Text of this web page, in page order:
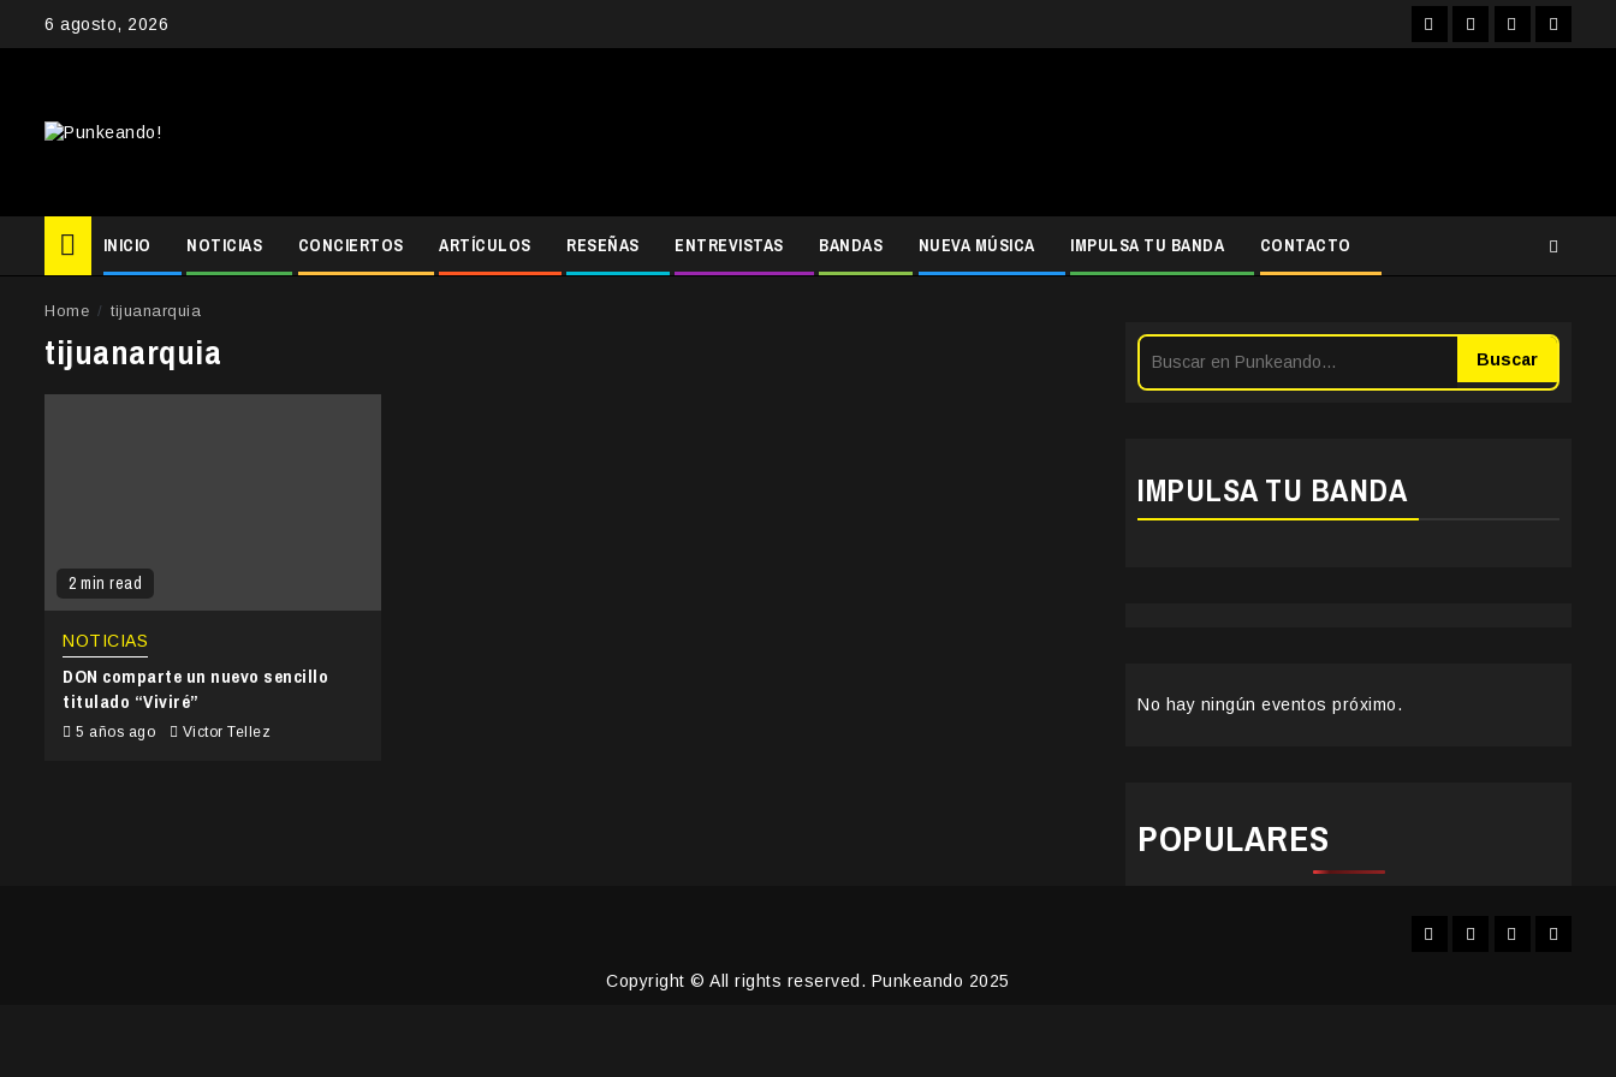
6 agosto, 2026 FacebookInstagram
YouTubeTwitter
INICIO NOTICIAS CONCIERTOS ARTÍCULOS RESEÑAS ENTREVISTAS BANDAS NUEVA MÚSICA IMPULSA TU BANDA CONTACTO
Home tijuanarquia
tijuanarquia
2 min read
NOTICIAS
DON comparte un nuevo sencillo
titulado “Viviré”
5 años ago Victor Tellez
Buscar
IMPULSA TU BANDA
No hay ningún eventos próximo.
POPULARES
FacebookInstagram
YouTubeTwitter
Copyright © All rights reserved. Punkeando 2025